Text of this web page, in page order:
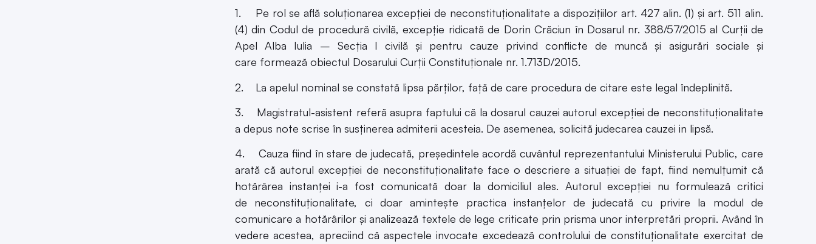
1. Pe rol se află soluţionarea excepţiei de neconstituţionalitate a dispoziţiilor art. 427 alin. (1) şi art. 511 alin.
(4) din Codul de procedură civilă, excepţie ridicată de Dorin Crăciun în Dosarul nr. 388/57/2015 al Curţii de
Apel Alba Iulia – Secţia I civilă şi pentru cauze privind conflicte de muncă şi asigurări sociale şi
care formează obiectul Dosarului Curţii Constituţionale nr. 1.713D/2015.
2. La apelul nominal se constată lipsa părţilor, faţă de care procedura de citare este legal îndeplinită.
3. Magistratul-asistent referă asupra faptului că la dosarul cauzei autorul excepţiei de neconstituţionalitate
a depus note scrise în susţinerea admiterii acesteia. De asemenea, solicită judecarea cauzei in lipsă.
4. Cauza fiind în stare de judecată, preşedintele acordă cuvântul reprezentantului Ministerului Public, care
arată că autorul excepţiei de neconstituţionalitate face o descriere a situaţiei de fapt, fiind nemulţumit că
hotărârea instanţei i-a fost comunicată doar la domiciliul ales. Autorul excepţiei nu formulează critici
de neconstituţionalitate, ci doar aminteşte practica instanţelor de judecată cu privire la modul de
comunicare a hotărârilor şi analizează textele de lege criticate prin prisma unor interpretări proprii. Având în
vedere acestea, apreciind că aspectele invocate excedează controlului de constituţionalitate exercitat de